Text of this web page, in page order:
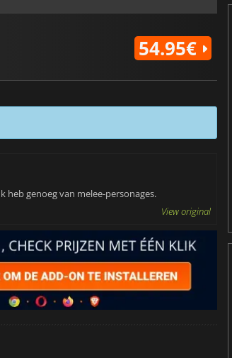
54.95€
heb genoeg van melee-personages.
View original